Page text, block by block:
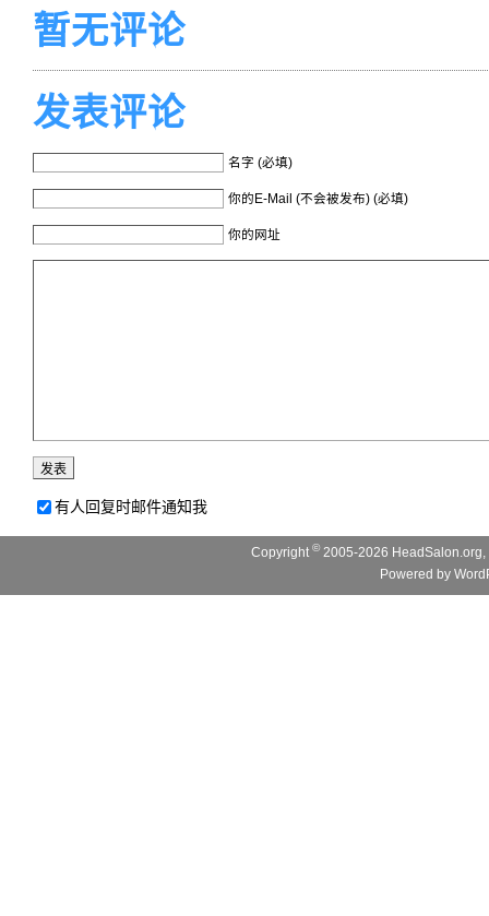
暂无评论
发表评论
名字 (必填)
你的E-Mail (不会被发布) (必填)
你的网址
有人回复时邮件通知我
Copyright© 2005-2026
Powered by